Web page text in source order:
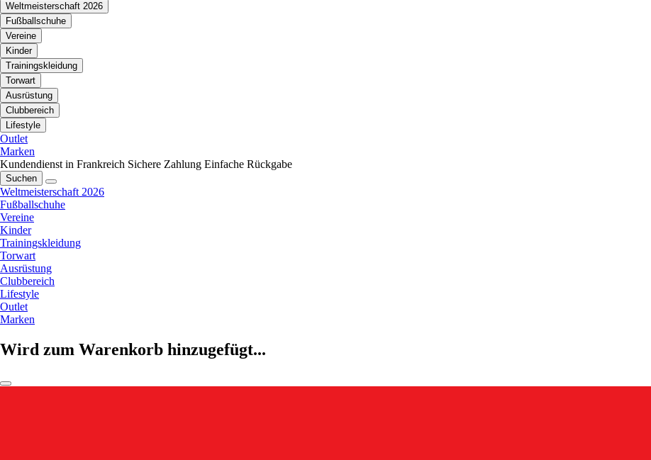
Weltmeisterschaft 2026
Fußballschuhe
Vereine
Kinder
Trainingskleidung
Torwart
Ausrüstung
Clubbereich
Lifestyle
Outlet
Marken
Kundendienst in Frankreich Sichere Zahlung Einfache Rückgabe
Suchen
Weltmeisterschaft 2026
Fußballschuhe
Vereine
Kinder
Trainingskleidung
Torwart
Ausrüstung
Clubbereich
Lifestyle
Outlet
Marken
Wird zum Warenkorb hinzugefügt...